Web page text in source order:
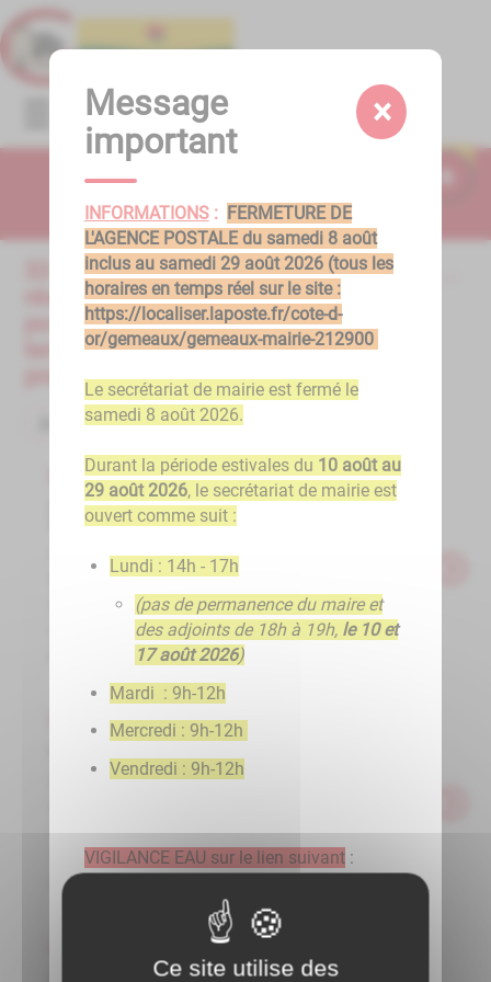
Lien
d'accès
rapide
Lien
d'accès
rapide
Lien
d'accès
rapide
Lien
d'accès
rapide
MenuMessage
important
×
INFORMATIONS: FERMETURE DE
L'AGENCE POSTALE du samedi 8 août
inclus au samedi 29 août 2026 (tous les
horaires en temps réel sur le site :
https://localiser.laposte.fr/cote-d-
or/gemeaux/gemeaux-mairie-212900
Le secrétariat de mairie est fermé le
samedi 8 août 2026.
Durant la période estivales du 10 août au
29 août 2026, le secrétariat de mairie est
ouvert comme suit :
Lundi : 14h - 17h
(pas de permanence du maire et
des adjoints de 18h à 19h, le 10 et
17 août 2026)
Mardi : 9h-12h
Mercredi : 9h-12h
Vendredi : 9h-12h
VIGILANCE EAU sur le lien suivant:
résultat(s)
pour le
terme "Vie
pratique"
<< < 1 2 3 4 5 6 7
Actualité
Actualités
Aide à la rénovation des logements - Point
Réno
Le Point Réno a pour objectif d’accompagner
les ménages gratuitement dans leurs projets de
rénovation de logements en leur apportant : un
conseil technique (préconisations de travaux,
Actualités
Les inscriptions à l’école maternelle de
2025 seront ouvertes en mairie à partir du
1er avril et jusqu'au 10 mai 2025. Elles
concernent les enfants ...
Panneau de gestion des cookies
Ce site utilise des